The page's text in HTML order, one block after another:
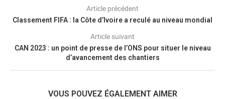
Article précédent
Classement FIFA : la Côte d’Ivoire a reculé au niveau mondial
Article suivant
CAN 2023 : un point de presse de l’ONS pour situer le niveau
d’avancement des chantiers
VOUS POUVEZ ÉGALEMENT AIMER